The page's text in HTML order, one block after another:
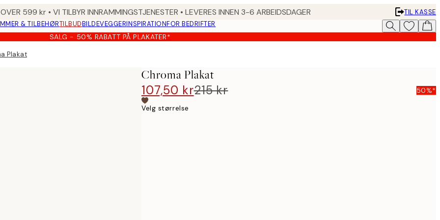
599 kr • VI TILBYR INNRAMMINGSTJENESTER • LEVERES INNEN 3-6 ARBEIDSDAGER
TIL KASSE
& TILBEHØRTILBUDBILDEVEGGERINSPIRATIONFOR BEDRIFTER
SALG - 50% RABATT PÅ PLAKATER*
Plakat
Chroma Plakat
107,50 kr215 kr 50%*
Velg størrelse